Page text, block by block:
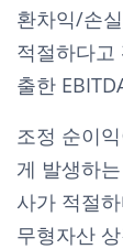
환차익/손
적절하다고
출한
조정 순이
게 발생하
사가 적절
무형자산